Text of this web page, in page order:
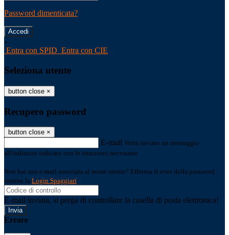
Password dimenticata?
-
Entra con SPID Entra con CIE
Seleziona utente
button close ×
Recupero password
button close ×
E-mail Verrà inviato un messaggio
all'indirizzo indicato con le istruzioni necessarie.
Non hai una e-mail associata al nome utente? Effettua il reset della password
tramite la Login Spaggiari
E-mail inviata, si prega di controllare la casella di posta elettronica!
Errore